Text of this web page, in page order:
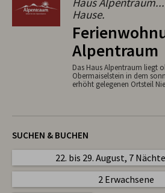
Tel.08326 384 31 36
Hause.
Alpentraum
Das Haus Alpentraum liegt
Obermaiselstein in dem
erhöht gelegenen Ortsteil
SUCHEN & BUCHEN
22. bis 29. August, 7
2 Erwachsene